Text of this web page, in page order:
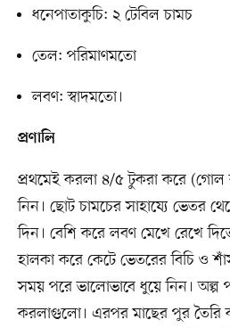
ধনেপাতাকুচি: ২ টেবিল চামচ
তেল: পরিমাণমতো
লবণ: স্বাদমতো।
প্রণালি
প্রথমেই করলা ৪/৫ টুকরা করে (গোল
নিন। ছোট চামচের সাহায্যে ভেতর
দিন। বেশি করে লবণ মেখে রেখে
হালকা করে কেটে ভেতরের বিচি ও
সময় পরে ভালোভাবে ধুয়ে নিন। অল্প
করলাগুলো। এরপর মাছের পুর তৈরি